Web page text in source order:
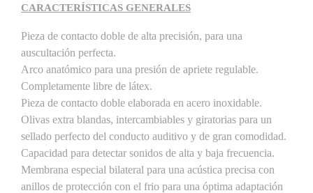
CARACTERÍSTICAS GENERALES
Pieza de contacto doble de alta precisión, para una
auscultación perfecta.
Arco anatómico para una presión de apriete regulable.
Completamente libre de látex.
Pieza de contacto doble elaborada en acero inoxidable.
Olivas extra blandas, intercambiables y giratorias para un
sellado perfecto del conducto auditivo y de gran comodidad.
Capacidad para detectar sonidos de alta y baja frecuencia.
Membrana especial bilateral para una acústica precisa con
anillos de protección con el frio para una óptima adaptación